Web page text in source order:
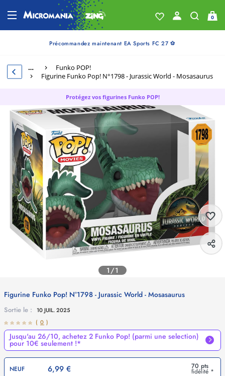
0
Précommandez maintenant EA Sports FC 27 ⚽
…
Funko POP!
Figurine Funko Pop! N°1798 - Jurassic World - Mosasaurus
Protégez vos figurines Funko POP!
1/1
Figurine Funko Pop! N°1798 - Jurassic World - Mosasaurus
Sortie le :
10 JUIL. 2025
( 0 )
Jusqu'au 26/10, achetez 2 Funko Pop! (parmi une selection)
pour 10€ seulement !*
NEUF 6,99 € 70 pts
fidélité *